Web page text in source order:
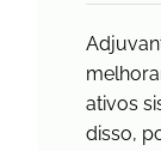
ativos
disso,